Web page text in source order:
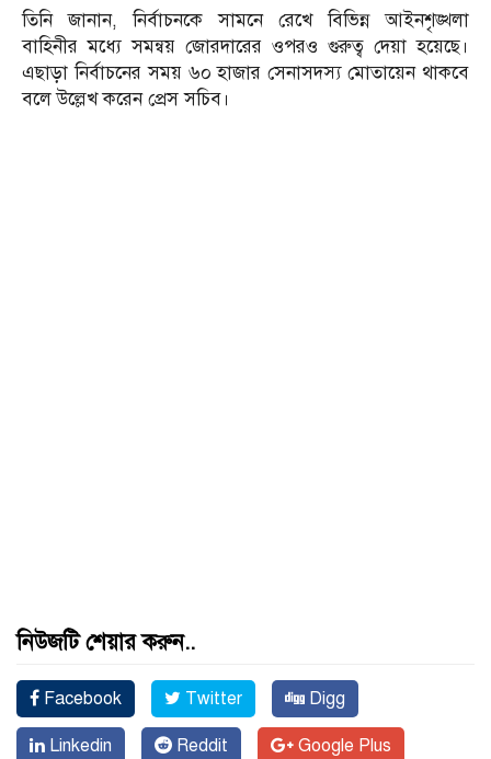
তিনি জানান, নির্বাচনকে সামনে রেখে বিভিন্ন আইনশৃঙ্খলা
বাহিনীর মধ্যে সমন্বয় জোরদারের ওপরও গুরুত্ব দেয়া হয়েছে।
এছাড়া নির্বাচনের সময় ৬০ হাজার সেনাসদস্য মোতায়েন থাকবে
বলে উল্লেখ করেন প্রেস সচিব।
নিউজটি শেয়ার করুন..
Facebook Twitter Digg
Linkedin Reddit Google Plus